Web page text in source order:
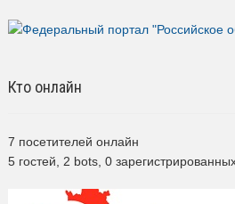
Кто онлайн
7 посетителей онлайн
5 гостей,
2 bots, 0